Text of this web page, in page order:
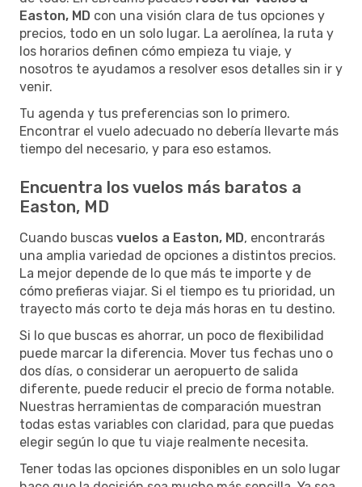
Easton, MD con una visión clara de tus opciones y
precios, todo en un solo lugar. La aerolínea, la ruta y
los horarios definen cómo empieza tu viaje, y
nosotros te ayudamos a resolver esos detalles sin ir y
venir.
Tu agenda y tus preferencias son lo primero.
Encontrar el vuelo adecuado no debería llevarte más
tiempo del necesario, y para eso estamos.
Encuentra los vuelos más baratos a
Easton, MD
Cuando buscas vuelos a Easton, MD, encontrarás
una amplia variedad de opciones a distintos precios.
La mejor depende de lo que más te importe y de
cómo prefieras viajar. Si el tiempo es tu prioridad, un
trayecto más corto te deja más horas en tu destino.
Si lo que buscas es ahorrar, un poco de flexibilidad
puede marcar la diferencia. Mover tus fechas uno o
dos días, o considerar un aeropuerto de salida
diferente, puede reducir el precio de forma notable.
Nuestras herramientas de comparación muestran
todas estas variables con claridad, para que puedas
elegir según lo que tu viaje realmente necesita.
Tener todas las opciones disponibles en un solo lugar